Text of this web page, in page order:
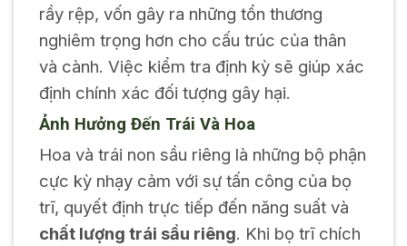
rầy rệp, vốn gây ra những tổn thương
nghiêm trọng hơn cho cấu trúc của thân
và cành. Việc kiểm tra định kỳ sẽ giúp xác
định chính xác đối tượng gây hại.
Ảnh Hưởng Đến Trái Và Hoa
Hoa và trái non sầu riêng là những bộ phận
cực kỳ nhạy cảm với sự tấn công của bọ
trĩ, quyết định trực tiếp đến năng suất và
chất lượng trái sầu riêng. Khi bọ trĩ chích